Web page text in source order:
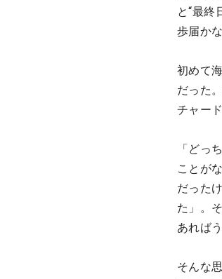
と“最終
歩届か
初めて
だった
チャー
「どっ
ことが
だった
た」。
あれば
そんな